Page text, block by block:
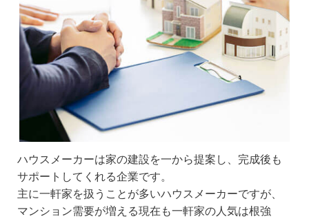
ハウスメーカーは家の建設を一から提案し、完成後も
サポートしてくれる企業です。
主に一軒家を扱うことが多いハウスメーカーですが、
マンション需要が増える現在も一軒家の人気は根強